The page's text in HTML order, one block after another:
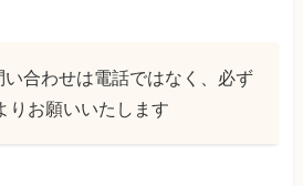
い合わせは電話ではなく、必ず
りお願いいたします